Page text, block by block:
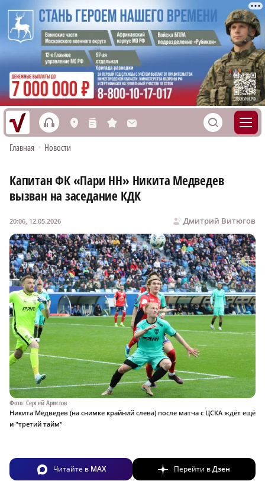
h L n s M S
Главная • Новости
Капитан ФК «Пари НН» Никита Медведев
вызван на заседание КДК
Дмитрий Витюгов
20:06, 12.05.2026
Фото: Сергей Аристов
Никита Медведев (на снимке крайний слева) после матча с ЦСКА ждёт ещё
и "третий тайм"
Читайте в MAX Перейти вДзен